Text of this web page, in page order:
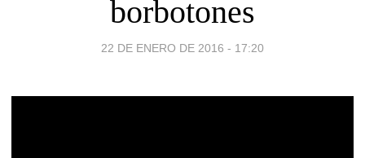
borbotones
22 DE ENERO DE 2016 - 17:20